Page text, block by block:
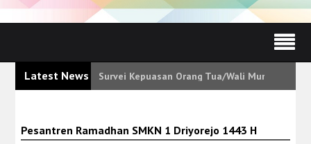
Latest News Mekanisme Pengaduan Pelayanan Pendidikan
Pesantren Ramadhan SMKN 1 Driyorejo 1443 H